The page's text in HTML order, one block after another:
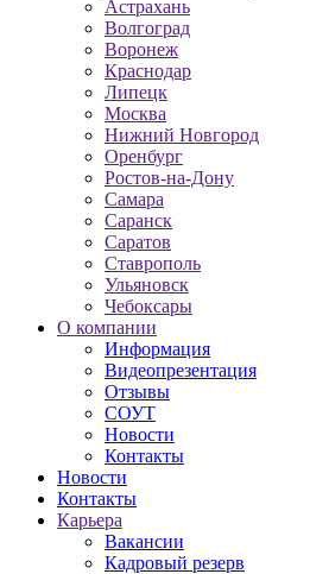
Астрахань
Волгоград
Воронеж
Краснодар
Липецк
Москва
Нижний Новгород
Оренбург
Ростов-на-Дону
Самара
Саранск
Саратов
Ставрополь
Ульяновск
Чебоксары
О компании
Информация
Видеопрезентация
Отзывы
СОУТ
Новости
Контакты
Новости
Контакты
Карьера
Вакансии
Кадровый резерв